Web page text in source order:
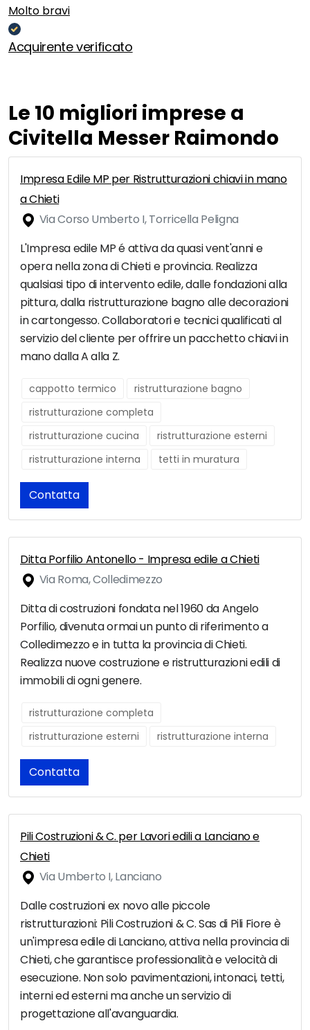
Molto bravi
Acquirente verificato
Le 10 migliori imprese a
Civitella Messer Raimondo
Impresa Edile MP per Ristrutturazioni chiavi in mano
a Chieti
Via Corso Umberto I, Torricella Peligna
L'Impresa edile MP é attiva da quasi vent'anni e
opera nella zona di Chieti e provincia. Realizza
qualsiasi tipo di intervento edile, dalle fondazioni alla
pittura, dalla ristrutturazione bagno alle decorazioni
in cartongesso. Collaboratori e tecnici qualificati al
servizio del cliente per offrire un pacchetto chiavi in
mano dalla A alla Z.
cappotto termico
ristrutturazione bagno
ristrutturazione completa
ristrutturazione cucina
ristrutturazione esterni
ristrutturazione interna
tetti in muratura
Contatta
Ditta Porfilio Antonello - Impresa edile a Chieti
Via Roma, Colledimezzo
Ditta di costruzioni fondata nel 1960 da Angelo
Porfilio, divenuta ormai un punto di riferimento a
Colledimezzo e in tutta la provincia di Chieti.
Realizza nuove costruzione e ristrutturazioni edili di
immobili di ogni genere.
ristrutturazione completa
ristrutturazione esterni
ristrutturazione interna
Contatta
Pili Costruzioni & C. per Lavori edili a Lanciano e
Chieti
Via Umberto I, Lanciano
Dalle costruzioni ex novo alle piccole
ristrutturazioni: Pili Costruzioni & C. Sas di Pili Fiore è
un'impresa edile di Lanciano, attiva nella provincia di
Chieti, che garantisce professionalità e velocità di
esecuzione. Non solo pavimentazioni, intonaci, tetti,
interni ed esterni ma anche un servizio di
progettazione all'avanguardia.